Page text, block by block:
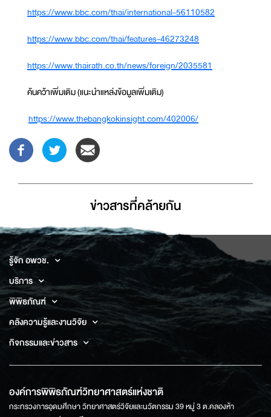
https://www.bbc.com/thai/international-56110582
https://www.bbc.com/thai/features-46273248
https://www.thairath.co.th/news/foreign/2035581
ค้นคว้าเพิ่มเติม (แนะนำแหล่งข้อมูลเพิ่มเติม)
https://www.thebangkokinsight.com/402006/
ข่าวสารที่่คล้ายกัน
รู้จัก อพวช.
บริการ
พิพิธภัณฑ์
คลังความรู้และงานวิจัย
กิจกรรมและข่าวสาร
องค์การพิพิธภัณฑ์วิทยาศาสตร์แห่งชาติ
กระทรวงการอุดมศึกษา วิทยาศาสตร์วิจัยและนวัตกรรม 39 หมู่ 3 ต.คลองห้า